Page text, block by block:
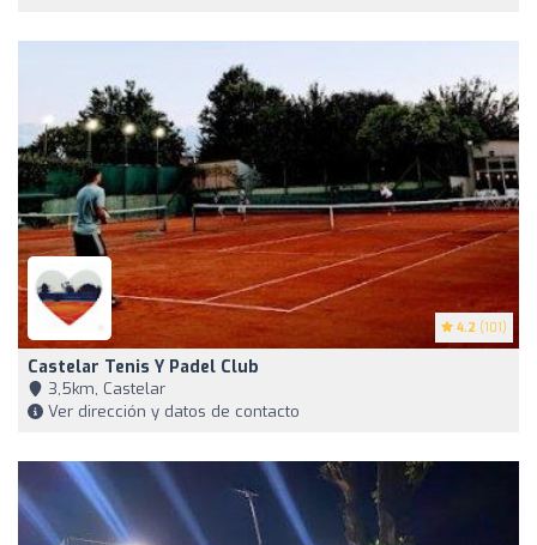
4.2 (101)
Castelar Tenis Y Padel Club
3,5km, Castelar
Ver dirección y datos de contacto